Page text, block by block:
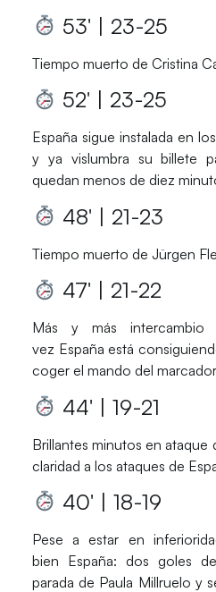
53′ | 23-25
Tiempo muerto de Cristina
52′ | 23-25
España sigue instalada en
y ya vislumbra su billete
quedan menos de diez
48′ | 21-23
Tiempo muerto de Jürgen
47′ | 21-22
Más y más
vez España está
coger el mando del
44′ | 19-21
Brillantes minutos en ataque
claridad a los ataques de
40′ | 18-19
Pese a estar en
bien España: dos goles
parada de Paula Millruelo y